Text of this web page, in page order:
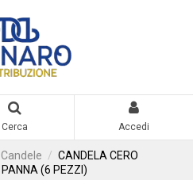
Cerca Accedi
Candele
CANDELA CERO
(6 PEZZI)